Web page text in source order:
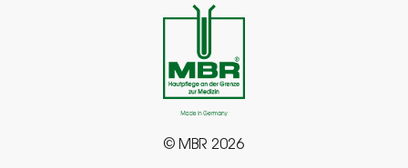
© MBR 2026